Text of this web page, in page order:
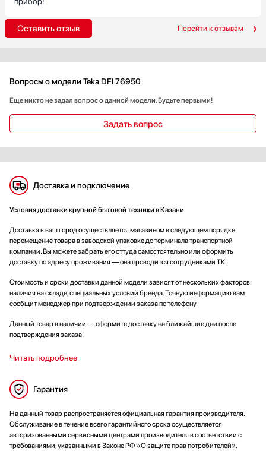
Оставить отзыв Перейти к отзывам
Вопросы о модели Teka DFI 76950
Еще никто не задал вопрос о данной модели. Будьте первыми!
Задать вопрос
Доставка и подключение
Условия доставки крупной бытовой техники в Казани
Доставка в ваш город осуществляется магазином в следующем порядке:
перемещение товара в заводской упаковке до терминала транспортной
компании. Вы можете забрать его оттуда самостоятельно или оформить
доставку по адресу проживания — она проводится сотрудниками ТК.
Стоимость и сроки доставки данной модели зависят от нескольких факторов:
наличия на складе, специальных условий бренда. Точную информацию вам
сообщит менеджер при подтверждении заказа по телефону.
Данный товар в наличии — оформите доставку на ближайшие дни после
подтверждения заказа!
Читать подробнее
Гарантия
На данный товар распространяется официальная гарантия производителя.
Обслуживание в течение всего гарантийного срока осуществляется
авторизованными сервисными центрами производителя в соответствии с
требованиями, указанными в Законе РФ «О защите прав потребителей».